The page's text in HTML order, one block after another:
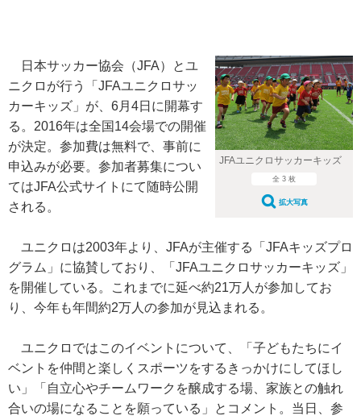
JFAユニクロサッカーキッズ
全 3 枚
拡大写真
日本サッカー協会（JFA）とユ
ニクロが行う「JFAユニクロサッ
カーキッズ」が、6月4日に開幕す
る。2016年は全国14会場での開催
が決定。参加費は無料で、事前に
申込みが必要。参加者募集につい
てはJFA公式サイトにて随時公開
される。
ユニクロは2003年より、JFAが主催する「JFAキッズプロ
グラム」に協賛しており、「JFAユニクロサッカーキッズ」
を開催している。これまでに延べ約21万人が参加してお
り、今年も年間約2万人の参加が見込まれる。
ユニクロではこのイベントについて、「子どもたちにイ
ベントを仲間と楽しくスポーツをするきっかけにしてほし
い」「自立心やチームワークを醸成する場、家族との触れ
合いの場になることを願っている」とコメント。当日、参